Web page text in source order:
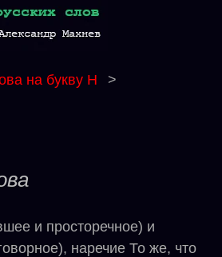
на букву Н >
и просторечное) и
наречие То же, что